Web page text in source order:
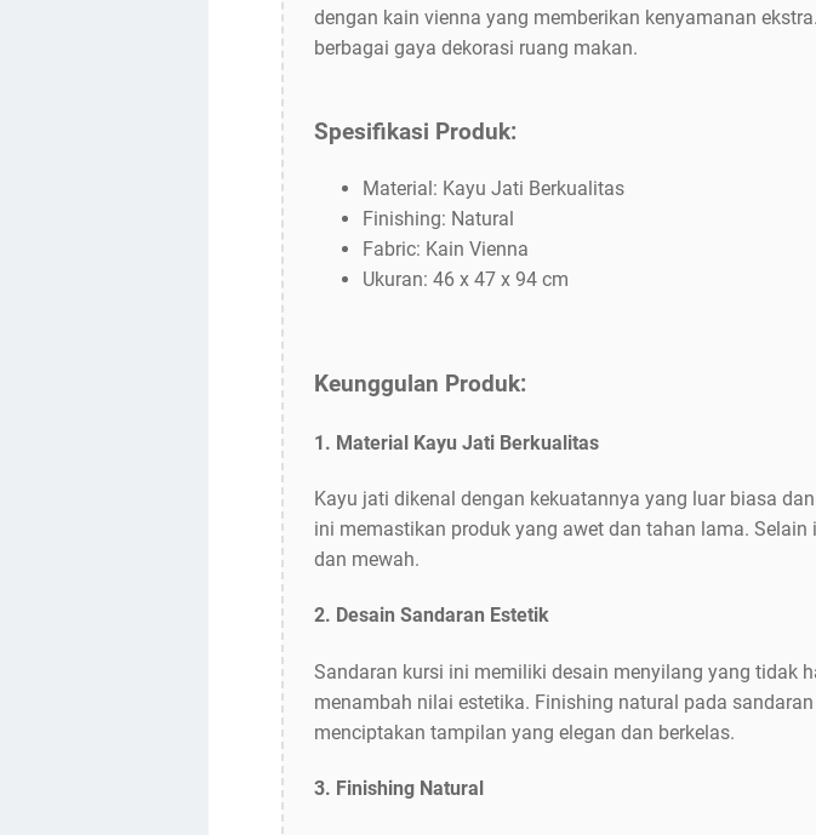
dengan kain vienna yang memberikan kenyamanan
berbagai gaya dekorasi ruang makan.
Spesifikasi Produk:
Material: Kayu Jati Berkualitas
Finishing: Natural
Fabric: Kain Vienna
Ukuran: 46 x 47 x 94 cm
Keunggulan Produk:
1. Material Kayu Jati Berkualitas
Kayu jati dikenal dengan kekuatannya yang luar biasa
ini memastikan produk yang awet dan tahan lama.
dan mewah.
2. Desain Sandaran Estetik
Sandaran kursi ini memiliki desain menyilang yang tidak
menambah nilai estetika. Finishing natural pada
menciptakan tampilan yang elegan dan berkelas.
3. Finishing Natural